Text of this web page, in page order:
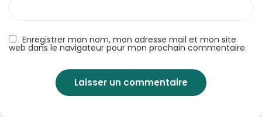
Enregistrer mon nom, mon adresse mail et mon site
web dans le navigateur pour mon prochain commentaire.